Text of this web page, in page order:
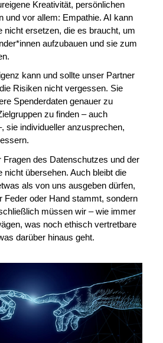
Kreativität, persönlichen
und vor allem: Empathie. AI kann
nicht ersetzen, die es braucht, um
aufzubauen und sie zum
kann und sollte unser Partner
Risiken nicht vergessen. Sie
Spenderdaten genauer zu
zu finden – auch
sie individueller anzusprechen,
Fragen des Datenschutzes und der
nicht übersehen. Auch bleibt die
als von uns ausgeben dürfen,
Feder oder Hand stammt, sondern
müssen wir – wie immer
was noch ethisch vertretbare
darüber hinaus geht.